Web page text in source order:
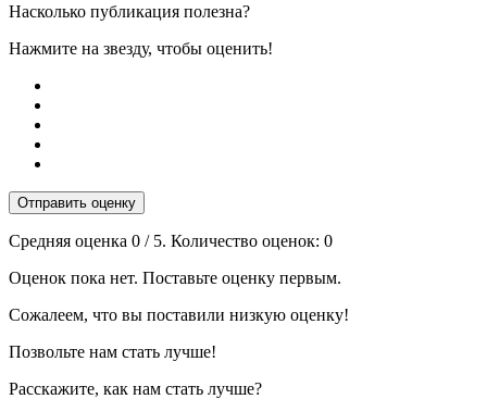
Насколько публикация полезна?
Нажмите на звезду, чтобы оценить!
Отправить оценку
Средняя оценка 0 / 5. Количество оценок: 0
Оценок пока нет. Поставьте оценку первым.
Сожалеем, что вы поставили низкую оценку!
Позвольте нам стать лучше!
Расскажите, как нам стать лучше?